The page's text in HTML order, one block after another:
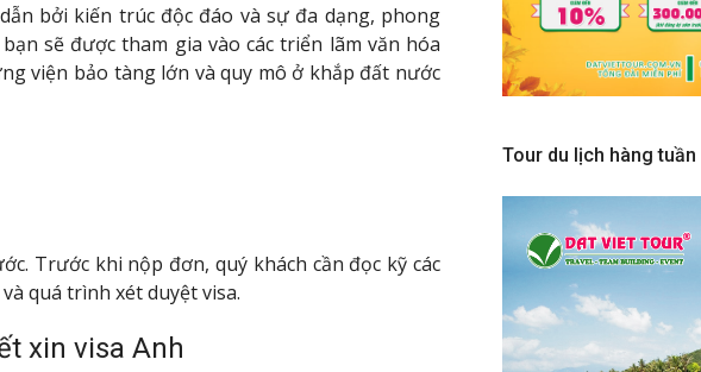
bởi kiến trúc độc đáo và sự đa dạng, phong
sẽ được tham gia vào các triển lãm văn hóa
viện bảo tàng lớn và quy mô ở khắp đất nước
Trước khi nộp đơn, quý khách cần đọc kỹ các
quá trình xét duyệt visa.
xin visa Anh
Tour du lịch hàng tuần